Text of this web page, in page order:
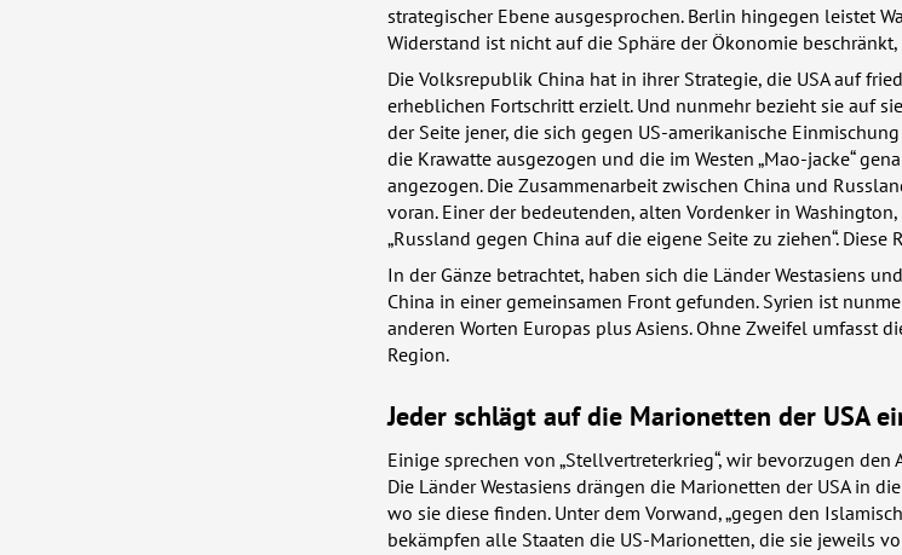
strategischer Ebene ausgesprochen. Berlin hingegen leistet
Widerstand ist nicht auf die Sphäre der Ökonomie
Die Volksrepublik China hat in ihrer Strategie, die USAauf
erheblichen Fortschritt erzielt. Und nunmehr bezieht sie auf
der Seite jener, die sich gegen US-amerikanische
die Krawatte ausgezogen und die im Westen „Mao-jacke“
angezogen. Die Zusammenarbeit zwischen China und
voran. Einer der bedeutenden, alten Vordenker in
„Russland gegen China auf die eigene Seite zu ziehen“.
In der Gänze betrachtet, haben sich die Länder Westasiens
China in einer gemeinsamen Front gefunden. Syrien ist
anderen Worten Europas plus Asiens. Ohne Zweifel umfasst
Region.
Jeder schlägt auf die Marionetten der USA
Einige sprechen von „Stellvertreterkrieg“, wir bevorzugen den
Die Länder Westasiens drängen die Marionetten der USAin die
wo sie diese finden. Unter dem Vorwand, „gegen den
bekämpfen alle Staaten die US-Marionetten, die sie jeweils